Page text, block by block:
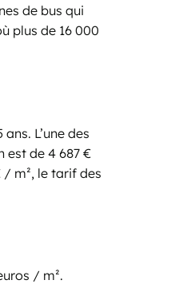
de bus qui
plus de 16 000
L’une des
est de 4 687 €
/ m², le tarif des
/ m².